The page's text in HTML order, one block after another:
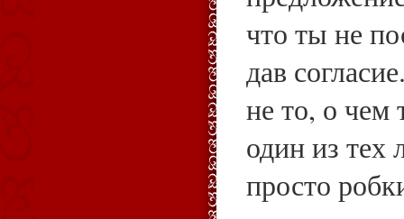
что ты не
дав
не то, о
один из тех
просто